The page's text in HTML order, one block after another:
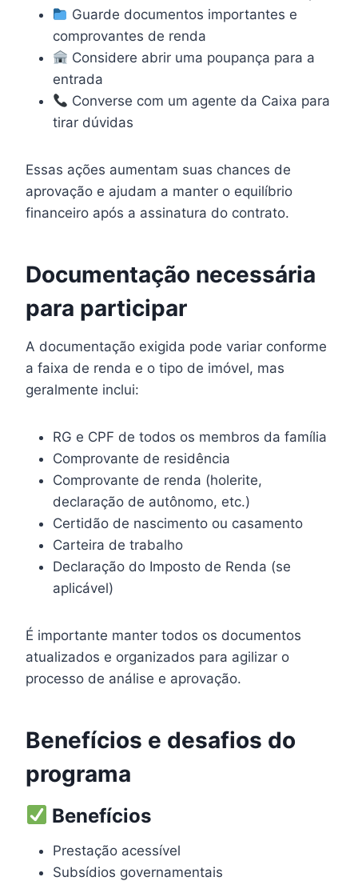
Guarde documentos importantes e
comprovantes de renda
Considere abrir uma poupança para a
entrada
Converse com um agente da Caixa para
tirar dúvidas
Essas ações aumentam suas chances de
aprovação e ajudam a manter o equilíbrio
financeiro após a assinatura do contrato.
Documentação necessária
para participar
A documentação exigida pode variar conforme
a faixa de renda e o tipo de imóvel, mas
geralmente inclui:
RG e CPF de todos os membros da família
Comprovante de residência
Comprovante de renda (holerite,
declaração de autônomo, etc.)
Certidão de nascimento ou casamento
Carteira de trabalho
Declaração do Imposto de Renda (se
aplicável)
É importante manter todos os documentos
atualizados e organizados para agilizar o
processo de análise e aprovação.
Benefícios e desafios do
programa
Benefícios
Prestação acessível
Subsídios governamentais